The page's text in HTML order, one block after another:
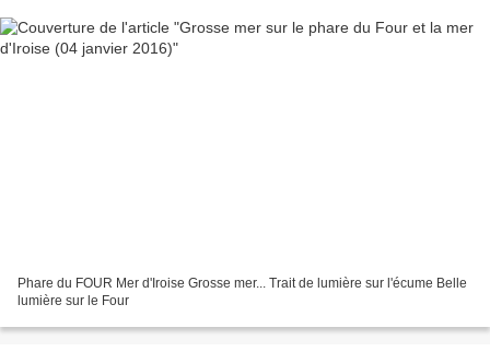
Phare du FOUR Mer d'Iroise Grosse mer... Trait de lumière sur l'écume Belle
lumière sur le Four